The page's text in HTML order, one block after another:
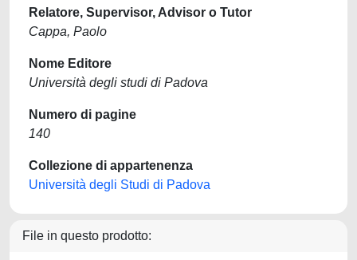
Relatore, Supervisor, Advisor o Tutor
Cappa, Paolo
Nome Editore
Università degli studi di Padova
Numero di pagine
140
Collezione di appartenenza
Università degli Studi di Padova
File in questo prodotto: